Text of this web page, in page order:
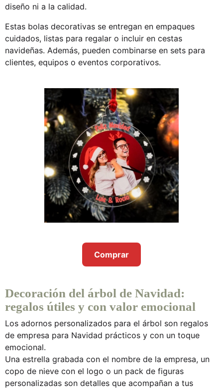
diseño ni a la calidad.
Estas bolas decorativas se entregan en empaques
cuidados, listas para regalar o incluir en cestas
navideñas. Además, pueden combinarse en sets para
clientes, equipos o eventos corporativos.
Comprar
Decoración del árbol de Navidad:
regalos útiles y con valor emocional
Los adornos personalizados para el árbol son regalos
de empresa para Navidad prácticos y con un toque
emocional.
Una estrella grabada con el nombre de la empresa, un
copo de nieve con el logo o un pack de figuras
personalizadas son detalles que acompañan a tus